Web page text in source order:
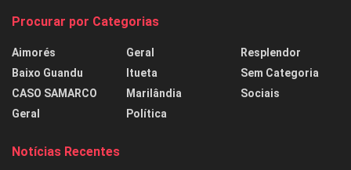
Procurar por Categorias
Aimorés
Baixo Guandu
CASO SAMARCO
Geral
Geral
Itueta
Marilândia
Política
Resplendor
Sem Categoria
Sociais
Notícias Recentes